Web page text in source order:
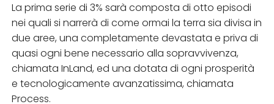
La prima serie di 3% sarà composta di otto episodi
nei quali si narrerà di come ormai la terra sia divisa in
due aree, una completamente devastata e priva di
quasi ogni bene necessario alla sopravvivenza,
chiamata InLand, ed una dotata di ogni prosperità
e tecnologicamente avanzatissima, chiamata
Process.